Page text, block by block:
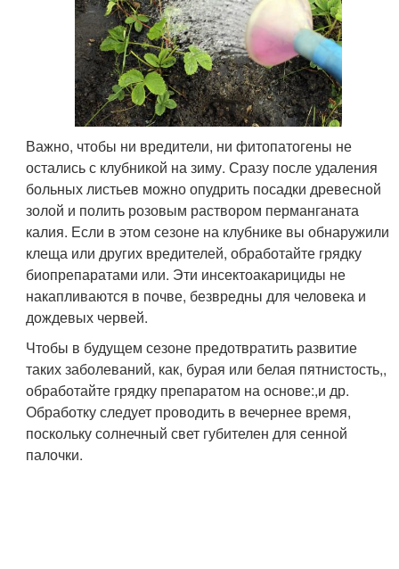
Важно, чтобы ни вредители, ни фитопатогены не
остались с клубникой на зиму. Сразу после удаления
больных листьев можно опудрить посадки древесной
золой и полить розовым раствором перманганата
калия. Если в этом сезоне на клубнике вы обнаружили
клеща или других вредителей, обработайте грядку
биопрепаратами или. Эти инсектоакарициды не
накапливаются в почве, безвредны для человека и
дождевых червей.
Чтобы в будущем сезоне предотвратить развитие
таких заболеваний, как, бурая или белая пятнистость,,
обработайте грядку препаратом на основе:,и др.
Обработку следует проводить в вечернее время,
поскольку солнечный свет губителен для сенной
палочки.